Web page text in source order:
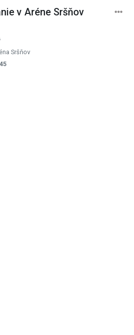
v Aréne Sršňov
Sršňov